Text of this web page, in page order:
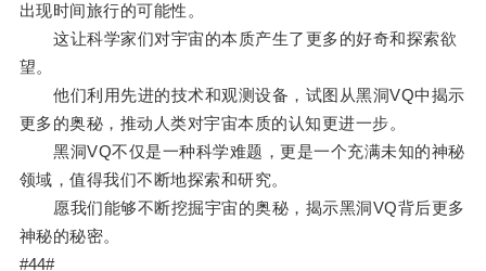
出现时间旅行的可能性。
这让科学家们对宇宙的本质产生了更多的好奇和探索欲
望。
他们利用先进的技术和观测设备，试图从黑洞VQ中揭示
更多的奥秘，推动人类对宇宙本质的认知更进一步。
黑洞VQ不仅是一种科学难题，更是一个充满未知的神秘
领域，值得我们不断地探索和研究。
愿我们能够不断挖掘宇宙的奥秘，揭示黑洞VQ背后更多
神秘的秘密。
#44#